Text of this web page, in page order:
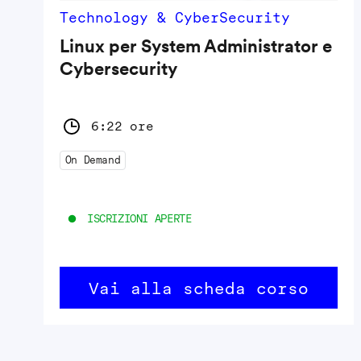
Technology & CyberSecurity
Linux per System Administrator e
Cybersecurity
6:22 ore
On Demand
ISCRIZIONI APERTE
Vai alla scheda corso